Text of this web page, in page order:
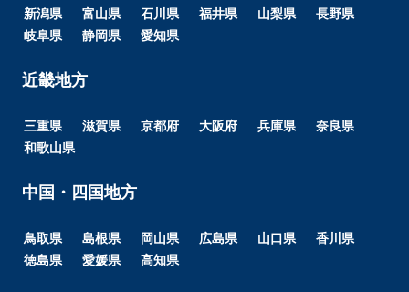
新潟県 富山県 石川県 福井県 山梨県
長野県
岐阜県
静岡県 愛知県
近畿地方
三重県 滋賀県 京都府 大阪府 兵庫県
奈良県
和歌山県
中国・四国地方
鳥取県 島根県 岡山県 広島県 山口県
香川県
徳島県
愛媛県 高知県